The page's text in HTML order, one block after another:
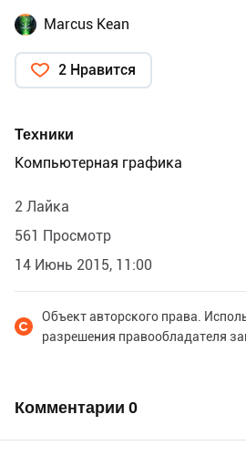
Marcus Kean
2 Нравится
Техники
Компьютерная графика
2 Лайка
561 Просмотр
14 Июнь 2015, 11:00
Объект авторского права.
разрешения правообладателя
Комментарии 0